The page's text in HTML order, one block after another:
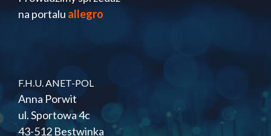
na portalu allegro
F.H.U. ANET-POL
Anna Porwit
ul. Sportowa 4c
43-512 Bestwinka